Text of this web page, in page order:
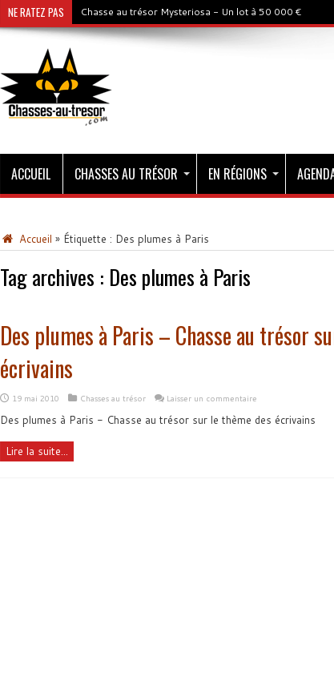
NE RATEZ PAS Chasse au trésor Mysteriosa - Un lot à 50 000 €
ACCUEIL CHASSES AU TRÉSOR EN RÉGIONS
Accueil » Étiquette : Des plumes à Paris
Tag archives : Des plumes à Paris
Des plumes à Paris – Chasse au trésor
écrivains
19 mai 2010 Chasses au trésor Laisser un commentaire
Des plumes à Paris - Chasse au trésor sur le thème des écrivains
Lire la suite...